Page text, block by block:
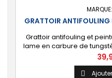
MARQUE:
GRATTOIR ANTIFOULING
Grattoir antifouling et
lame en carbure de
Lame en carbure
jusqu'à 50 fois
Prix
